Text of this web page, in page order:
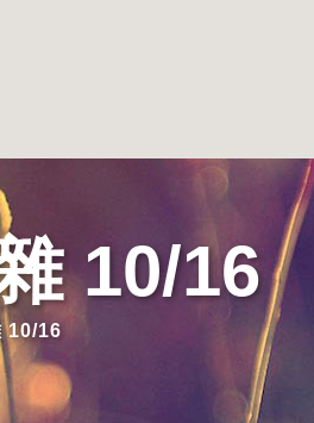
10/16
10/16